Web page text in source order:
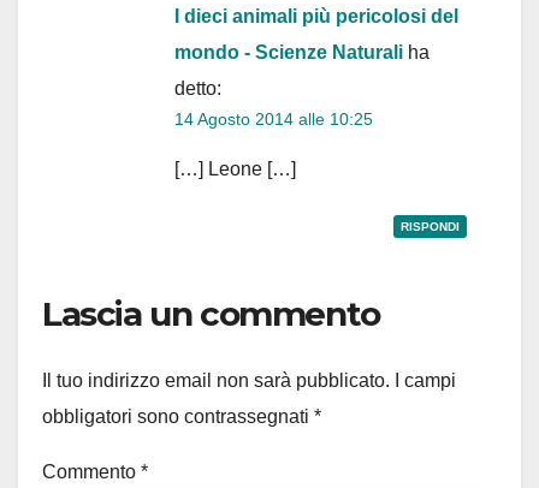
I dieci animali più pericolosi del
mondo - Scienze Naturali ha
detto:
14 Agosto 2014 alle 10:25
[…] Leone […]
RISPONDI
Lascia un commento
Il tuo indirizzo email non sarà pubblicato.
I campi
obbligatori sono contrassegnati *
Commento *